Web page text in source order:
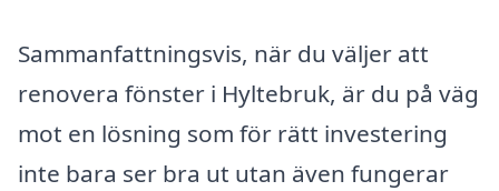
Sammanfattningsvis, när du väljer att
renovera fönster i Hyltebruk, är du på väg
mot en lösning som för rätt investering
inte bara ser bra ut utan även fungerar